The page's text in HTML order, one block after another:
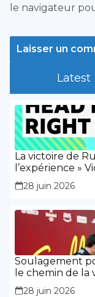
le navigateur
Latest
La victoire de
l’expérience »
Russell a
28 juin 2026
Soulagement
le chemin de la
28 juin 2026